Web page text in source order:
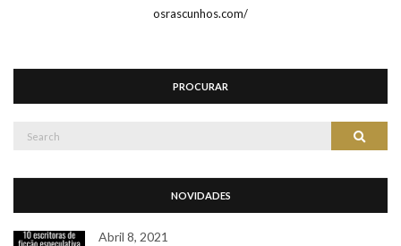
osrascunhos.com/
PROCURAR
Search
NOVIDADES
Abril 8, 2021